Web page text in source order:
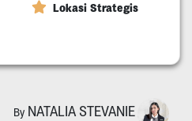
Lokasi Strategis
By NATALIA STEVANIE